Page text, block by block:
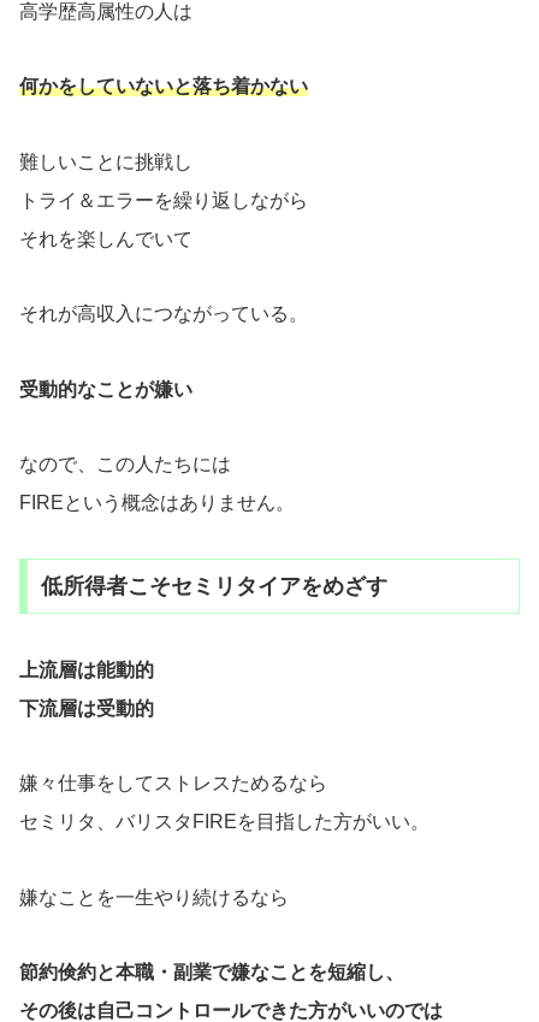
高学歴高属性の人は
何かをしていないと落ち着かない
難しいことに挑戦し
トライ＆エラーを繰り返しながら
それを楽しんでいて
それが高収入につながっている。
受動的なことが嫌い
なので、この人たちには
FIREという概念はありません。
低所得者こそセミリタイアをめざす
上流層は能動的
下流層は受動的
嫌々仕事をしてストレスためるなら
セミリタ、バリスタFIREを目指した方がいい。
嫌なことを一生やり続けるなら
節約倹約と本職・副業で嫌なことを短縮し、
その後は自己コントロールできた方がいいのでは